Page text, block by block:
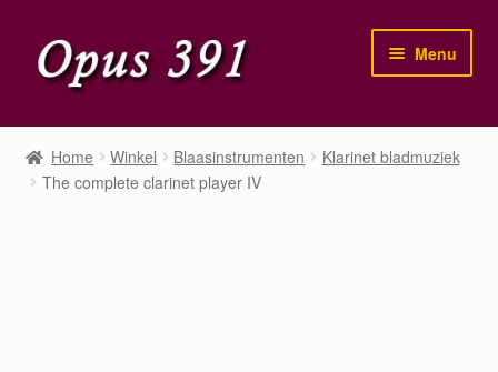
Ga
door
navigatie
Ga
naar
inhoud
Menu
Home
Winkel
Home Winkel Blaasinstrumenten
Klarinet bladmuziek
The complete clarinet player IV